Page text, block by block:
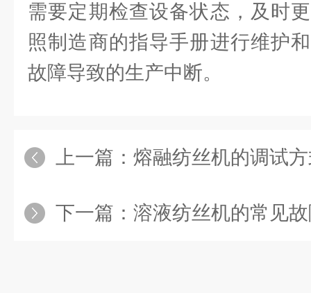
需要定期检查设备状态，及时
照制造商的指导手册进行维护
故障导致的生产中断。
上一篇： 熔融纺丝机的调试
下一篇： 溶液纺丝机的常见